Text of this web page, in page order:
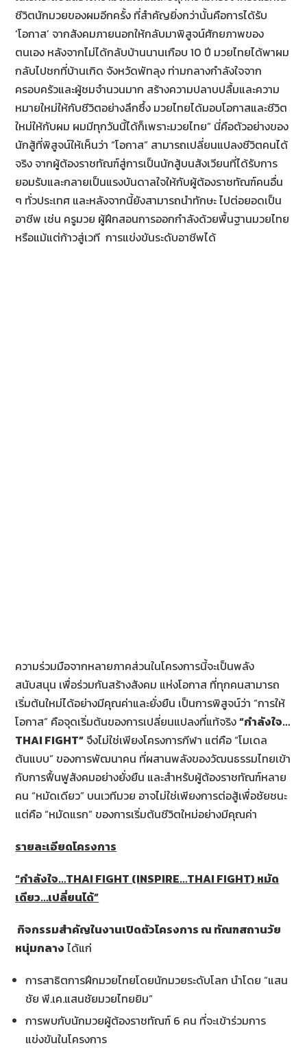
ชีวิตนักมวยของผมอีกครั้ง ที่สำคัญยิ่งกว่านั้นคือการได้รับ
‘โอกาส’ จากสังคมภายนอกให้กลับมาพิสูจน์ศักยภาพของ
ตนเอง หลังจากไม่ได้กลับบ้านนานเกือบ 10 ปี มวยไทยได้พาผม
กลับไปชกที่บ้านเกิด จังหวัดพัทลุง ท่ามกลางกำลังใจจาก
ครอบครัวและผู้ชมจำนวนมาก สร้างความปลาบปลื้มและความ
หมายใหม่ให้กับชีวิตอย่างลึกซึ้ง มวยไทยได้มอบโอกาสและชีวิต
ใหม่ให้กับผม ผมมีทุกวันนี้ได้ก็เพราะมวยไทย” นี่คือตัวอย่างของ
นักสู้ที่พิสูจน์ให้เห็นว่า “โอกาส” สามารถเปลี่ยนแปลงชีวิตคนได้
จริง จากผู้ต้องราชทัณฑ์สู่การเป็นนักสู้บนสังเวียนที่ได้รับการ
ยอมรับและกลายเป็นแรงบันดาลใจให้กับผู้ต้องราชทัณฑ์คนอื่น
ๆ ทั่วประเทศ และหลังจากนี้ยังสามารถนำทักษะ ไปต่อยอดเป็น
อาชีพ เช่น ครูมวย ผู้ฝึกสอนการออกกำลังด้วยพื้นฐานมวยไทย
หรือแม้แต่ก้าวสู่เวที การแข่งขันระดับอาชีพได้
ความร่วมมือจากหลายภาคส่วนในโครงการนี้จะเป็นพลัง
สนับสนุน เพื่อร่วมกันสร้างสังคม แห่งโอกาส ที่ทุกคนสามารถ
เริ่มต้นใหม่ได้อย่างมีคุณค่าและยั่งยืน เป็นการพิสูจน์ว่า “การให้
โอกาส” คือจุดเริ่มต้นของการเปลี่ยนแปลงที่แท้จริง“กำลังใจ…
THAI FIGHT”จึงไม่ใช่เพียงโครงการกีฬา แต่คือ “โมเดล
ต้นแบบ” ของการพัฒนาคน ที่ผสานพลังของวัฒนธรรมไทยเข้า
กับการฟื้นฟูสังคมอย่างยั่งยืน และสำหรับผู้ต้องราชทัณฑ์หลาย
คน “หมัดเดียว” บนเวทีมวย อาจไม่ใช่เพียงการต่อสู้เพื่อชัยชนะ
แต่คือ “หมัดแรก” ของการเริ่มต้นชีวิตใหม่อย่างมีคุณค่า
รายละเอียดโครงการ
“กำลังใจ…THAI FIGHT (INSPIRE…THAI FIGHT) หมัด
เดียว…เปลี่ยนได้”
กิจกรรมสำคัญในงานเปิดตัวโครงการ ณ ทัณฑสถานวัย
หนุ่มกลาง ได้แก่
การสาธิตการฝึกมวยไทยโดยนักมวยระดับโลก นำโดย “แสน
ชัย พี.เค.แสนชัยมวยไทยยิม”
การพบกับนักมวยผู้ต้องราชทัณฑ์ 6 คน ที่จะเข้าร่วมการ
แข่งขันในโครงการ